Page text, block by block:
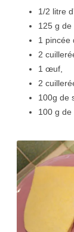
1/2 litre
125 g de
1 pincée
2
1 œuf,
2
100g de
100 g de